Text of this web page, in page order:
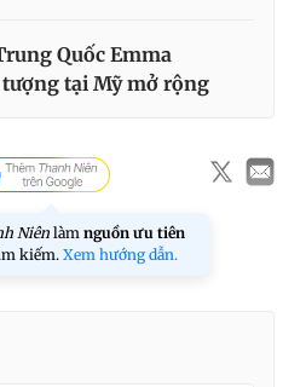
Quốc Emma
tượng tại Mỹ mở rộng
Niên làm nguồn ưu tiên
kiếm. Xem hướng dẫn.